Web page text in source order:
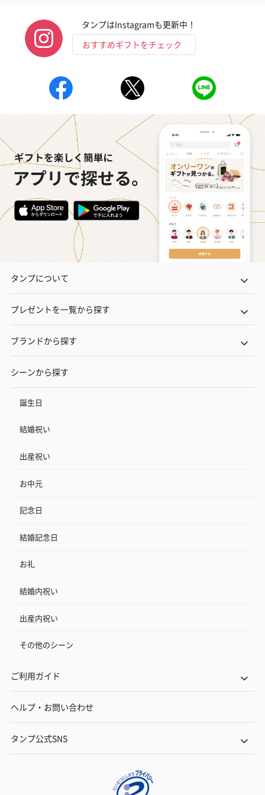
タンプはInstagramも更新中！
おすすめギフトをチェック
タンプについて
プレゼントを一覧から探す
ブランドから探す
シーンから探す
誕生日
結婚祝い
出産祝い
お中元
記念日
結婚記念日
お礼
結婚内祝い
出産内祝い
その他のシーン
ご利用ガイド
ヘルプ・お問い合わせ
タンプ公式SNS